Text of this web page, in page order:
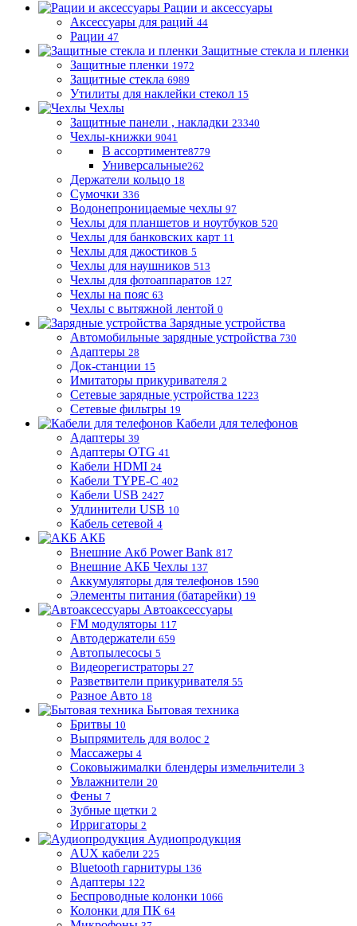
Рации и аксессуары
Аксессуары для раций 44
Рации 47
Защитные стекла и пленки
Защитные пленки 1972
Защитные стекла 6989
Утилиты для наклейки стекол 15
Чехлы
Защитные панели , накладки 23340
Чехлы-книжки 9041
В ассортименте8779
Универсальные262
Держатели кольцо 18
Сумочки 336
Водонепроницаемые чехлы 97
Чехлы для планшетов и ноутбуков 520
Чехлы для банковских карт 11
Чехлы для джостиков 5
Чехлы для наушников 513
Чехлы для фотоаппаратов 127
Чехлы на пояс 63
Чехлы с вытяжной лентой 0
Зарядные устройства
Автомобильные зарядные устройства 730
Адаптеры 28
Док-станции 15
Имитаторы прикуривателя 2
Сетевые зарядные устройства 1223
Сетевые фильтры 19
Кабели для телефонов
Адаптеры 39
Адаптеры OTG 41
Кабели HDMI 24
Кабели TYPE-C 402
Кабели USB 2427
Удлинители USB 10
Кабель сетевой 4
АКБ
Внешние Акб Power Bank 817
Внешние АКБ Чехлы 137
Аккумуляторы для телефонов 1590
Элементы питания (батарейки) 19
Автоаксессуары
FM модуляторы 117
Автодержатели 659
Автопылесосы 5
Видеорегистраторы 27
Разветвители прикуривателя 55
Разное Авто 18
Бытовая техника
Бритвы 10
Выпрямитель для волос 2
Массажеры 4
Соковыжималки блендеры измельчители 3
Увлажнители 20
Фены 7
Зубные щетки 2
Ирригаторы 2
Аудиопродукция
AUX кабели 225
Bluetooth гарнитуры 136
Адаптеры 122
Беспроводные колонки 1066
Колонки для ПК 64